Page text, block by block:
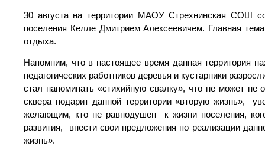
30 августа на территории МАОУ Стрехнинская СОШ
поселения Келле Дмитрием Алексеевичем. Главная
отдыха.
Напомним, что в настоящее время данная территория
педагогических работников деревья и кустарники
стал напоминать «стихийную свалку», что не может не
сквера подарит данной территории «вторую жизнь»,
желающим, кто не равнодушен к жизни поселения,
развития, внести свои предложения по реализации
жизнь».